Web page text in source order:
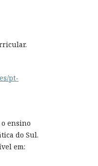
pt-
ensino
do Sul.
em: